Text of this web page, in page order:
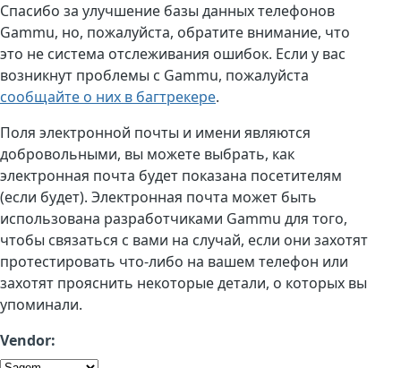
Спасибо за улучшение базы данных телефонов
Gammu, но, пожалуйста, обратите внимание, что
это не система отслеживания ошибок. Если у вас
возникнут проблемы с Gammu, пожалуйста
сообщайте о них в багтрекере.
Поля электронной почты и имени являются
добровольными, вы можете выбрать, как
электронная почта будет показана посетителям
(если будет). Электронная почта может быть
использована разработчиками Gammu для того,
чтобы связаться с вами на случай, если они захотят
протестировать что-либо на вашем телефон или
захотят прояснить некоторые детали, о которых вы
упоминали.
Vendor: